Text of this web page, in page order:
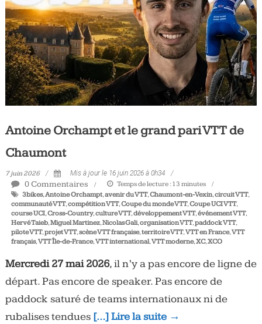
Tous
les
jours,
votre
actualité
vélo
et
triathlon
Antoine Orchampt et le grand pari VTT de
Chaumont
7 juin 2026 Mis à jour le 16 juin 2026 à 0h34
0 Commentaires Temps de lecture : 13 minutes
3bikes,Antoine Orchampt,avenir du VTT,Chaumont-en-Vexin,circuit VTT,
communauté VTT,compétition VTT,Coupe du monde VTT,Coupe UCI VTT,
course UCI,Cross-Country,culture VTT,développement VTT,événement VTT,
Hervé Taieb,Miguel Martinez,Nicolas Gali,organisation VTT,paddock VTT,
pilote VTT,projet VTT,scène VTT française,territoire VTT,VTT en France,VTT
français,VTT Île-de-France,VTT international,VTT moderne,XC,XCO
Mercredi 27 mai 2026, il n’y a pas encore de ligne de
départ. Pas encore de speaker. Pas encore de
paddock saturé de teams internationaux ni de
rubalises tendues […] Lire la suite →